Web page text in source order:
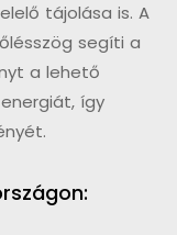
tájolása is. A
segíti a
a lehető
így